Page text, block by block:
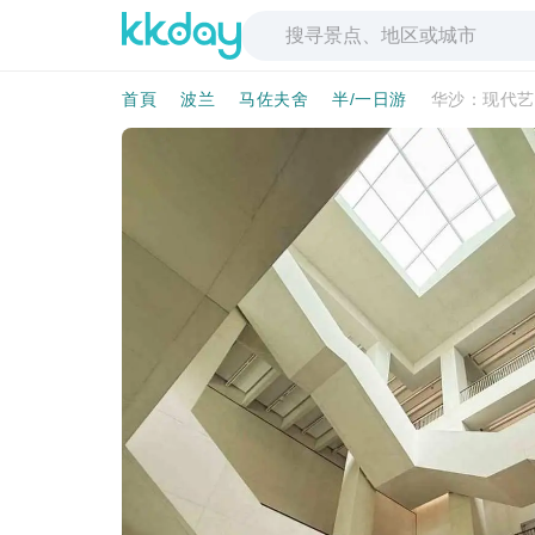
首頁 波兰 马佐夫舍 半/一日游 华沙：现代